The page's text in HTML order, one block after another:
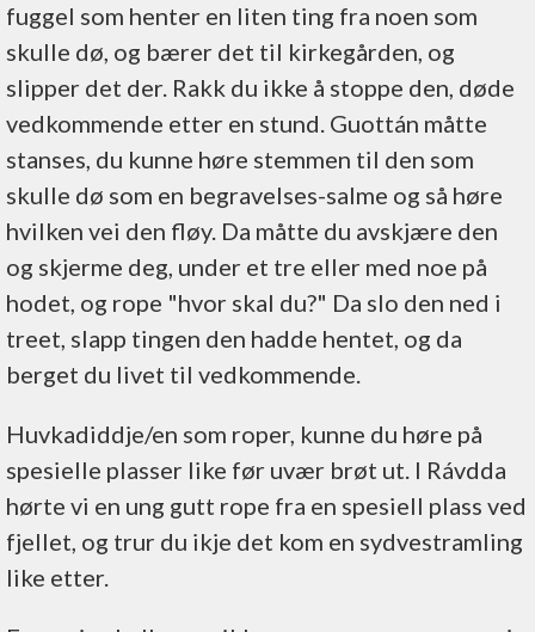
fuggel som henter en liten ting fra noen som
skulle dø, og bærer det til kirkegården, og
slipper det der. Rakk du ikke å stoppe den, døde
vedkommende etter en stund. Guottán måtte
stanses, du kunne høre stemmen til den som
skulle dø som en begravelses-salme og så høre
hvilken vei den fløy. Da måtte du avskjære den
og skjerme deg, under et tre eller med noe på
hodet, og rope "hvor skal du?" Da slo den ned i
treet, slapp tingen den hadde hentet, og da
berget du livet til vedkommende.
Huvkadiddje/en som roper, kunne du høre på
spesielle plasser like før uvær brøt ut. I Rávdda
hørte vi en ung gutt rope fra en spesiell plass ved
fjellet, og trur du ikje det kom en sydvestramling
like etter.